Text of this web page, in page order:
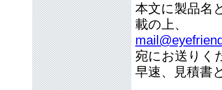
本文に製品名
載の上、
宛にお送りく
早速、見積書